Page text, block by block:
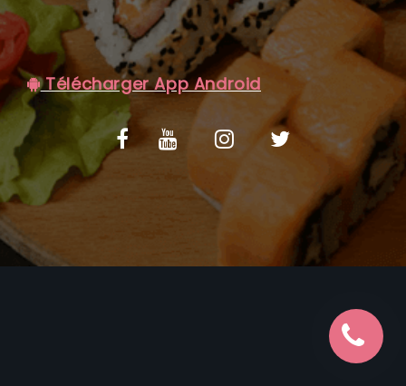
C.G.V
Télécharger App Android